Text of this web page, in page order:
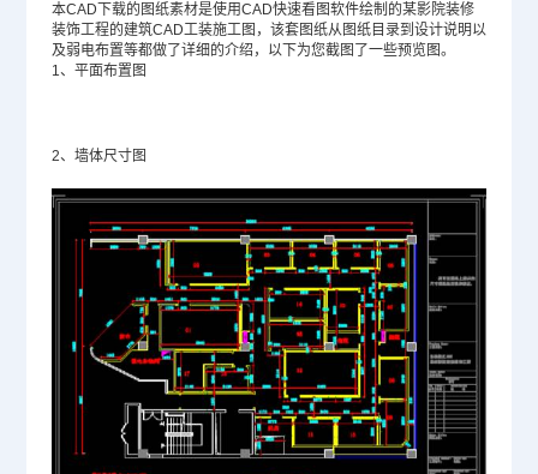
本CAD 下载的图纸素材是使用CAD快速看图软件绘制的某影院装修
装饰工程的建筑CAD工装施工图，该套图纸从图纸目录到设计说明以
及弱电布置等都做了详细的介绍，以下为您截图了一些预览图。
1、平面布置图
2、墙体尺寸图